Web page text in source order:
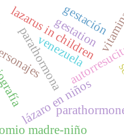
lázaro en niños
lazarus in children
parathormona
gestación
madre-niño
gestation
venezuela